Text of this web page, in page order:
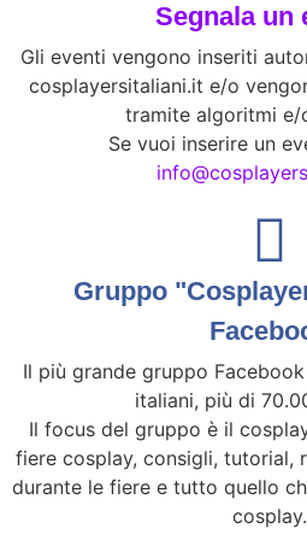
Segnala un
Gli eventi vengono inseriti
cosplayersitaliani.it e/o
tramite algoritmi e/
Se vuoi inserire un
Gruppo
Il più grande gruppo
italiani, più di
Il focus del gruppo è il
fiere cosplay, consigli, tutorial,
durante le fiere e tutto quello
cosplay.